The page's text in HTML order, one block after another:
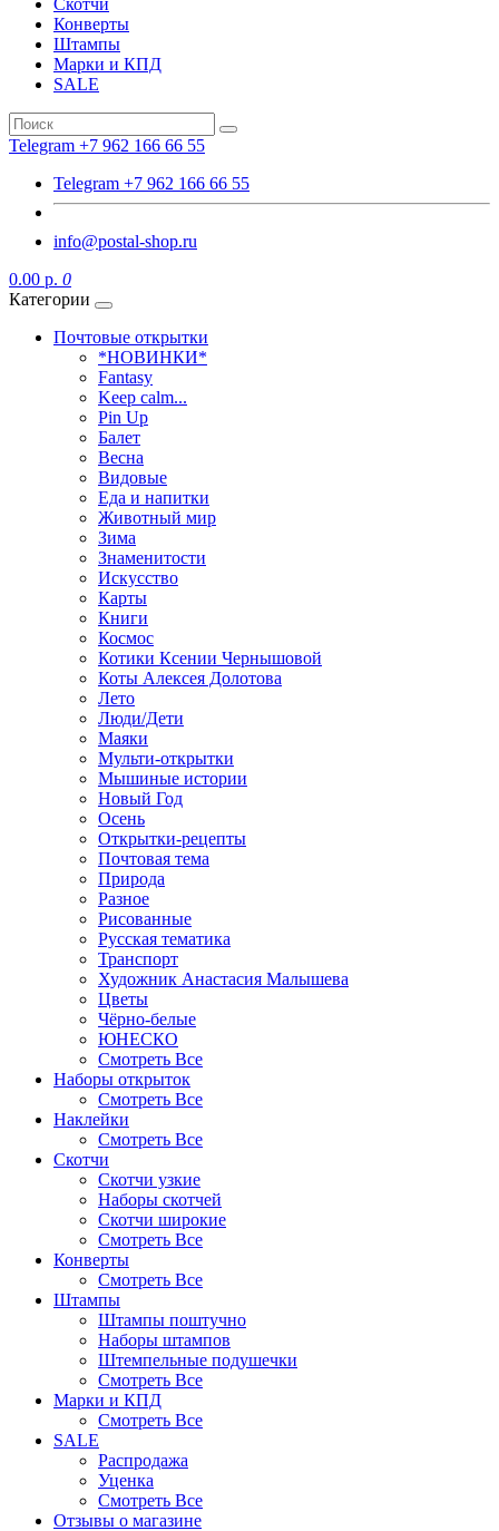
Скотчи
Конверты
Штампы
Марки и КПД
SALE
Telegram +7 962 166 66 55
Telegram +7 962 166 66 55
info@postal-shop.ru
0.00 р. 0
Категории
Почтовые открытки
*НОВИНКИ*
Fantasy
Keep calm...
Pin Up
Балет
Весна
Видовые
Еда и напитки
Животный мир
Зима
Знаменитости
Искусство
Карты
Книги
Космос
Котики Ксении Чернышовой
Коты Алексея Долотова
Лето
Люди/Дети
Маяки
Мульти-открытки
Мышиные истории
Новый Год
Осень
Открытки-рецепты
Почтовая тема
Природа
Разное
Рисованные
Русская тематика
Транспорт
Художник Анастасия Малышева
Цветы
Чёрно-белые
ЮНЕСКО
Смотреть Все
Наборы открыток
Смотреть Все
Наклейки
Смотреть Все
Скотчи
Скотчи узкие
Наборы скотчей
Скотчи широкие
Смотреть Все
Конверты
Смотреть Все
Штампы
Штампы поштучно
Наборы штампов
Штемпельные подушечки
Смотреть Все
Марки и КПД
Смотреть Все
SALE
Распродажа
Уценка
Смотреть Все
Отзывы о магазине